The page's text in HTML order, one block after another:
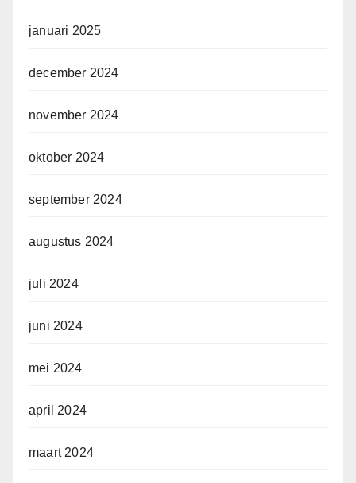
januari 2025
december 2024
november 2024
oktober 2024
september 2024
augustus 2024
juli 2024
juni 2024
mei 2024
april 2024
maart 2024